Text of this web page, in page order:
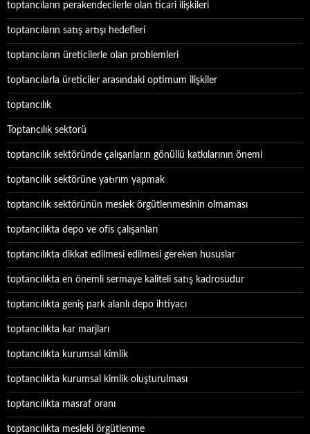
toptancıların perakendecilerle olan ticari ilişkileri
toptancıların satış artışı hedefleri
toptancıların üreticilerle olan problemleri
toptancılarla üreticiler arasındaki optimum ilişkiler
toptancılık
Toptancılık sektorü
toptancılık sektöründe çalışanların gönüllü katkılarının önemi
toptancılık sektörüne yatırım yapmak
toptancılık sektörünün meslek örgütlenmesinin olmaması
toptancılıkta depo ve ofis çalışanları
toptancılıkta dikkat edilmesi edilmesi gereken hususlar
toptancılıkta en önemli sermaye kaliteli satış kadrosudur
toptancılıkta geniş park alanlı depo ihtiyacı
toptancılıkta kar marjları
toptancılıkta kurumsal kimlik
toptancılıkta kurumsal kimlik oluşturulması
toptancılıkta masraf oranı
toptancılıkta mesleki örgütlenme